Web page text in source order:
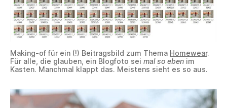
Making-of für ein (!) Beitragsbild zum Thema Homewear.
Für alle, die glauben, ein Blogfoto sei mal so eben im
Kasten. Manchmal klappt das. Meistens sieht es so aus.